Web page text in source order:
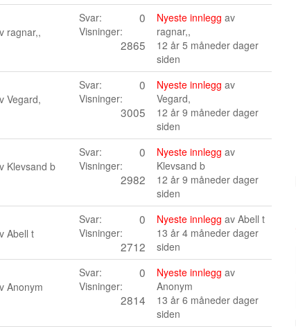
ragnar,,
Svar: 0
Visninger:
2865
Nyeste innlegg av
ragnar,,
12 år 5 måneder dager
siden
Vegard,
Svar: 0
Visninger:
3005
Nyeste innlegg av
Vegard,
12 år 9 måneder dager
siden
Klevsand b
Svar: 0
Visninger:
2982
Nyeste innlegg av
Klevsand b
12 år 9 måneder dager
siden
Abell t
Svar: 0
Visninger:
2712
Nyeste innlegg av Abell t
13 år 4 måneder dager
siden
Anonym
Svar: 0
Visninger:
2814
Nyeste innlegg av
Anonym
13 år 6 måneder dager
siden